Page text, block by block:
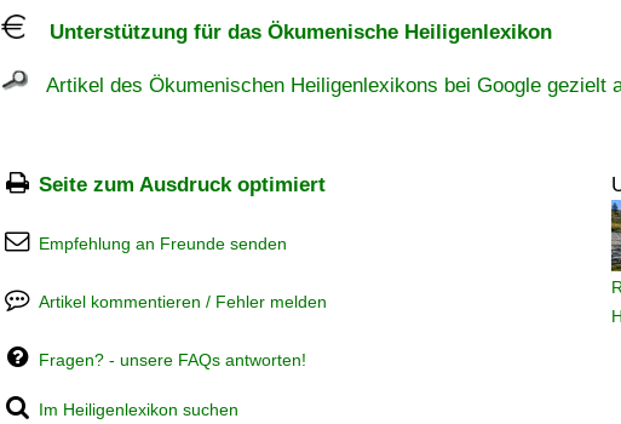
Unterstützung für das Ökumenische Heiligenlexikon
Artikel des Ökumenischen Heiligenlexikons bei Google gezielt
Seite zum Ausdruck optimiert
Empfehlung an Freunde senden
Artikel kommentieren / Fehler melden
Fragen? - unsere FAQs antworten!
Im Heiligenlexikon suchen